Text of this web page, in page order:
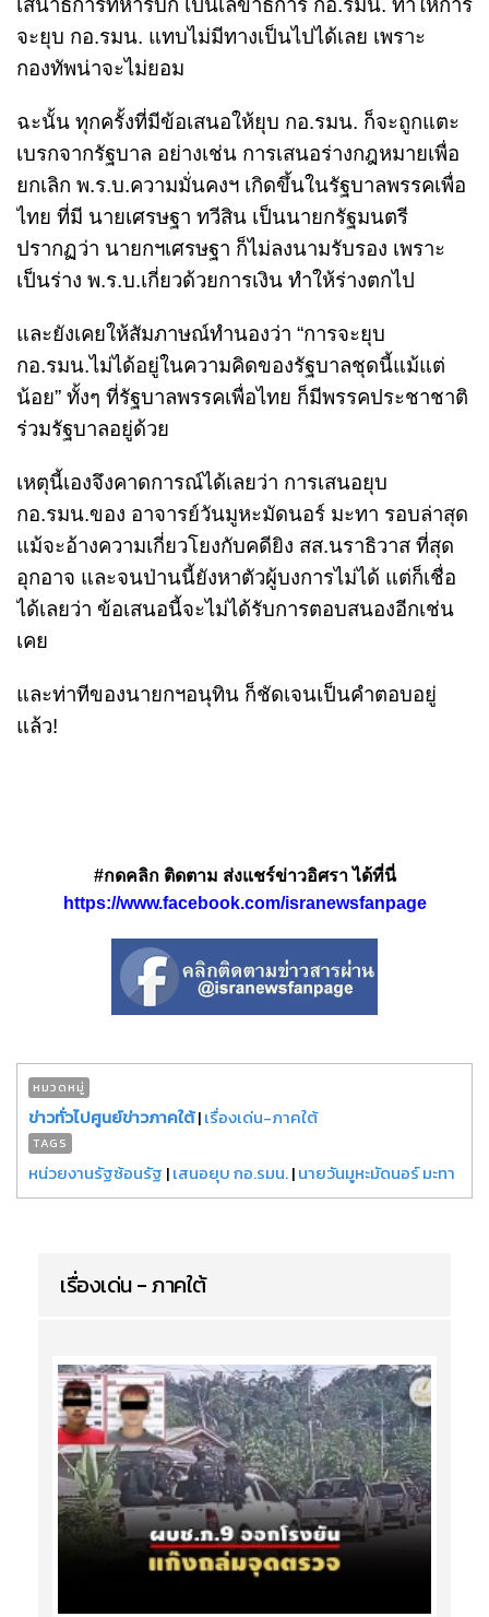
เสนาธิการทหารบก เป็นเลขาธิการ กอ.รมน. ทำให้การ
จะยุบ กอ.รมน. แทบไม่มีทางเป็นไปได้เลย เพราะ
กองทัพน่าจะไม่ยอม
ฉะนั้น ทุกครั้งที่มีข้อเสนอให้ยุบ กอ.รมน. ก็จะถูกแตะ
เบรกจากรัฐบาล อย่างเช่น การเสนอร่างกฎหมายเพื่อ
ยกเลิก พ.ร.บ.ความมั่นคงฯ เกิดขึ้นในรัฐบาลพรรคเพื่อ
ไทย ที่มี นายเศรษฐา ทวีสิน เป็นนายกรัฐมนตรี
ปรากฏว่า นายกฯเศรษฐา ก็ไม่ลงนามรับรอง เพราะ
เป็นร่าง พ.ร.บ.เกี่ยวด้วยการเงิน ทำให้ร่างตกไป
และยังเคยให้สัมภาษณ์ทำนองว่า “การจะยุบ
กอ.รมน.ไม่ได้อยู่ในความคิดของรัฐบาลชุดนี้แม้แต่
น้อย” ทั้งๆ ที่รัฐบาลพรรคเพื่อไทย ก็มีพรรคประชาชาติ
ร่วมรัฐบาลอยู่ด้วย
เหตุนี้เองจึงคาดการณ์ได้เลยว่า การเสนอยุบ
กอ.รมน.ของ อาจารย์วันมูหะมัดนอร์ มะทา รอบล่าสุด
แม้จะอ้างความเกี่ยวโยงกับคดียิง สส.นราธิวาส ที่สุด
อุกอาจ และจนป่านนี้ยังหาตัวผู้บงการไม่ได้ แต่ก็เชื่อ
ได้เลยว่า ข้อเสนอนี้จะไม่ได้รับการตอบสนองอีกเช่น
เคย
และท่าทีของนายกฯอนุทิน ก็ชัดเจนเป็นคำตอบอยู่
แล้ว!
#กดคลิก ติดตาม ส่งแชร์ข่าวอิศรา ได้ที่นี่
https://www.facebook.com/isranewsfanpage
หมวดหมู่
ข่าวทั่วไปศูนย์ข่าวภาคใต้|เรื่องเด่น-ภาคใต้
TAGS
หน่วยงานรัฐซ้อนรัฐ |เสนอยุบ กอ.รมน.|นายวันมูหะมัดนอร์ มะทา
เรื่องเด่น - ภาคใต้